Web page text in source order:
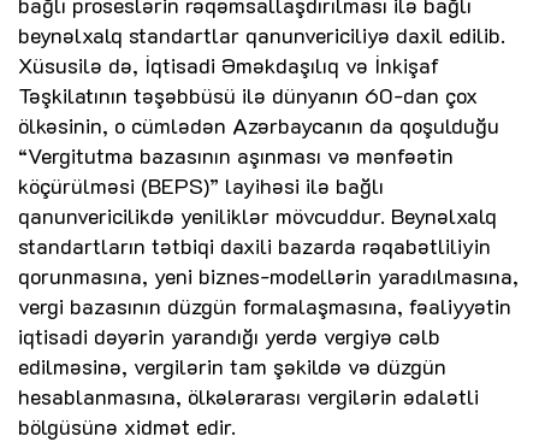
beynəlxalq standartlar qanunvericiliyə daxil edilib.
Xüsusilə də, İqtisadi Əməkdaşılıq və İnkişaf
Təşkilatının təşəbbüsü ilə dünyanın 60-dan çox
ölkəsinin, o cümlədən Azərbaycanın da qoşulduğu
“Vergitutma bazasının aşınması və mənfəətin
köçürülməsi (BEPS)” layihəsi ilə bağlı
qanunvericilikdə yeniliklər mövcuddur. Beynəlxalq
standartların tətbiqi daxili bazarda rəqabətliliyin
qorunmasına, yeni biznes-modellərin yaradılmasına,
vergi bazasının düzgün formalaşmasına, fəaliyyətin
iqtisadi dəyərin yarandığı yerdə vergiyə cəlb
edilməsinə, vergilərin tam şəkildə və düzgün
hesablanmasına, ölkələrarası vergilərin ədalətli
bölgüsünə xidmət edir.